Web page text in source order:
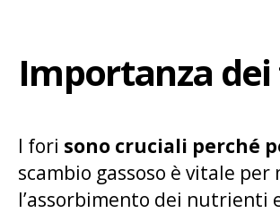
Importanza
I fori sono cruciali perché
scambio gassoso è vitale
l’assorbimento dei nutrienti